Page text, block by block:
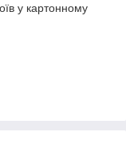
у картонному